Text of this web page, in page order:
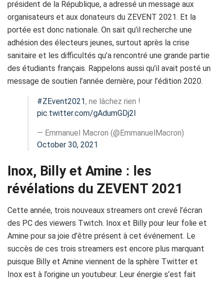
président de la République, a adressé un message aux
organisateurs et aux donateurs du ZEVENT 2021. Et la
portée est donc nationale. On sait qu’il recherche une
adhésion des électeurs jeunes, surtout après la crise
sanitaire et les difficultés qu’a rencontré une grande partie
des étudiants français. Rappelons aussi qu’il avait posté un
message de soutien l’année dernière, pour l’édition 2020.
#ZEvent2021, ne lâchez rien !
pic.twitter.com/gAdumGDj2l
— Emmanuel Macron (@EmmanuelMacron)
October 30, 2021
Inox, Billy et Amine : les
révélations du ZEVENT 2021
Cette année, trois nouveaux streamers ont crevé l’écran
des PC des viewers Twitch. Inox et Billy pour leur folie et
Amine pour sa joie d’être présent à cet événement. Le
succès de ces trois streamers est encore plus marquant
puisque Billy et Amine viennent de la sphère Twitter et
Inox est à l’origine un youtubeur. Leur énergie s’est fait